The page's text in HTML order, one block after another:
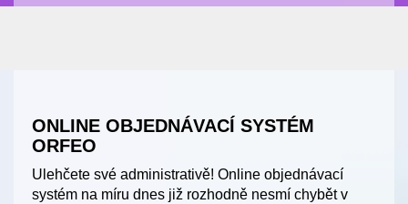
ONLINE OBJEDNÁVACÍ SYSTÉM
ORFEO
Ulehčete své administrativě! Online objednávací
systém na míru dnes již rozhodně nesmí chybět v